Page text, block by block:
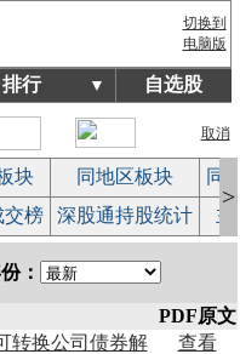
切换到
电脑版
排行 ▼ 自选股
取消
块 同地区板块
同
交榜 深股通持股统计 主
>
：
PDF原文
转换公司债券解
查看